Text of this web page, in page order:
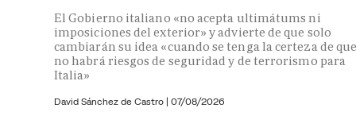
El Gobierno italiano «no acepta ultimátums ni
imposiciones del exterior» y advierte de que solo
cambiarán su idea «cuando se tenga la certeza de
no habrá riesgos de seguridad y de terrorismo para
Italia»
David Sánchez de Castro | 07/08/2026